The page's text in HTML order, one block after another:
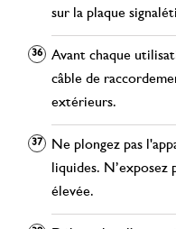
sur la plaque
Avant chaque
câble de
extérieurs.
Ne plongez pas
liquides. N’exposez
élevée.